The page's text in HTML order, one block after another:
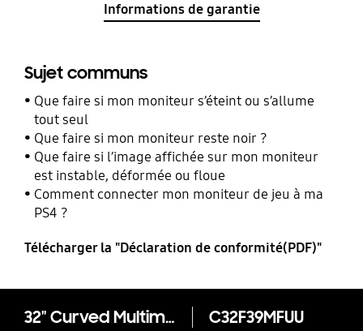
Informations de garantie
Sujet communs
Que faire si mon moniteur s’éteint ou s’allume
tout seul
Que faire si mon moniteur reste noir ?
Que faire si l’image affichée sur mon moniteur
est instable, déformée ou floue
Comment connecter mon moniteur de jeu à ma
PS4 ?
Télécharger la "Déclaration de conformité(PDF)"
32" Curved Multimedia Monitor CF39M C32F39MFUU